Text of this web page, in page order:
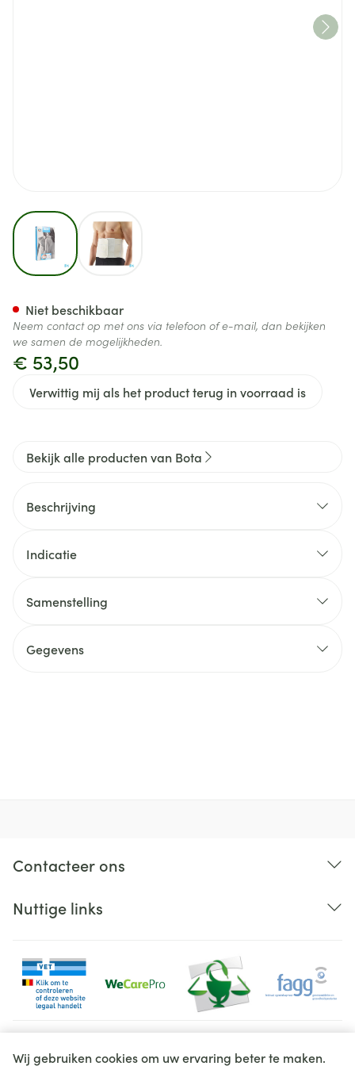
Wij gebruiken cookies om uw ervaring beter te maken.
View larger imageView larger image
€ 53,50
Verwittig mij als het product terug in voorraad is
Niet beschikbaar
Neem contact op met ons via telefoon of e-mail, dan bekijken
we samen de mogelijkheden.
Bekijk alle producten van Bota
Beschrijving
Indicatie
Samenstelling
Gegevens
Verpakking
Behoud Kamertemperatuur (15°C - 25°C)
Contacteer ons
Nuttige links
Juridische links